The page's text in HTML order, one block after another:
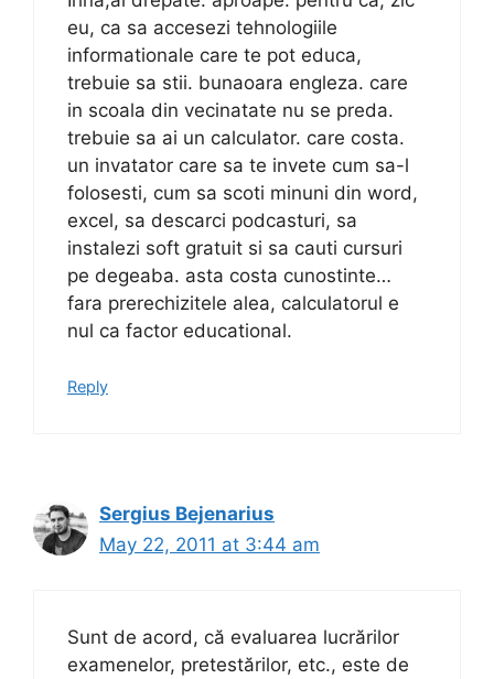
eu, ca sa accesezi tehnologiile
informationale care te pot educa,
trebuie sa stii. bunaoara engleza. care
in scoala din vecinatate nu se preda.
trebuie sa ai un calculator. care costa.
un invatator care sa te invete cum sa-l
folosesti, cum sa scoti minuni din word,
excel, sa descarci podcasturi, sa
instalezi soft gratuit si sa cauti cursuri
pe degeaba. asta costa cunostinte…
fara prerechizitele alea, calculatorul e
nul ca factor educational.
Reply
Sergius Bejenarius
May 22, 2011 at 3:44 am
Sunt de acord, că evaluarea lucrărilor
examenelor, pretestărilor, etc., este de